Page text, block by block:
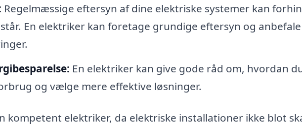
Regelmæssige eftersyn af dine elektriske systemer kan
En elektriker kan foretage grundige eftersyn og anbefale
En elektriker kan give gode råd om, hvordan
og vælge mere effektive løsninger.
kompetent elektriker, da elektriske installationer ikke blot